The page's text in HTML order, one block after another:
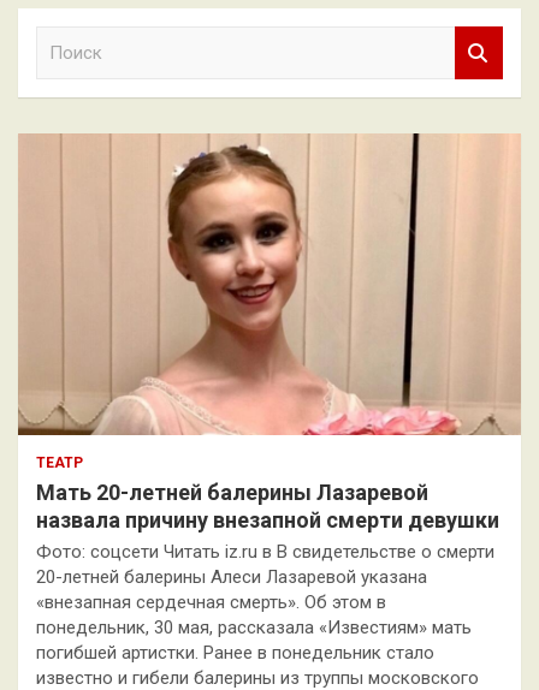
к
ТЕАТР
Мать 20-летней балерины Лазаревой
назвала причину внезапной смерти девушки
Фото: соцсети Читать iz.ru в В свидетельстве о смерти
20-летней балерины Алеси Лазаревой указана
«внезапная сердечная смерть». Об этом в
понедельник, 30 мая, рассказала «Известиям» мать
погибшей артистки. Ранее в понедельник стало
известно и гибели балерины из труппы московского